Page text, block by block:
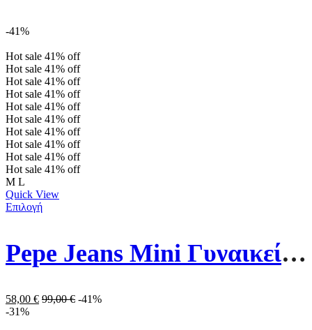
-41%
Hot sale 41% off
Hot sale 41% off
Hot sale 41% off
Hot sale 41% off
Hot sale 41% off
Hot sale 41% off
Hot sale 41% off
Hot sale 41% off
Hot sale 41% off
Hot sale 41% off
M L
Quick View
Επιλογή
Pepe Jeans Mini Γυναικείο Φόρεμα PL953389-999 Μαύρο
58,00 € 99,00€ -41%
-31%